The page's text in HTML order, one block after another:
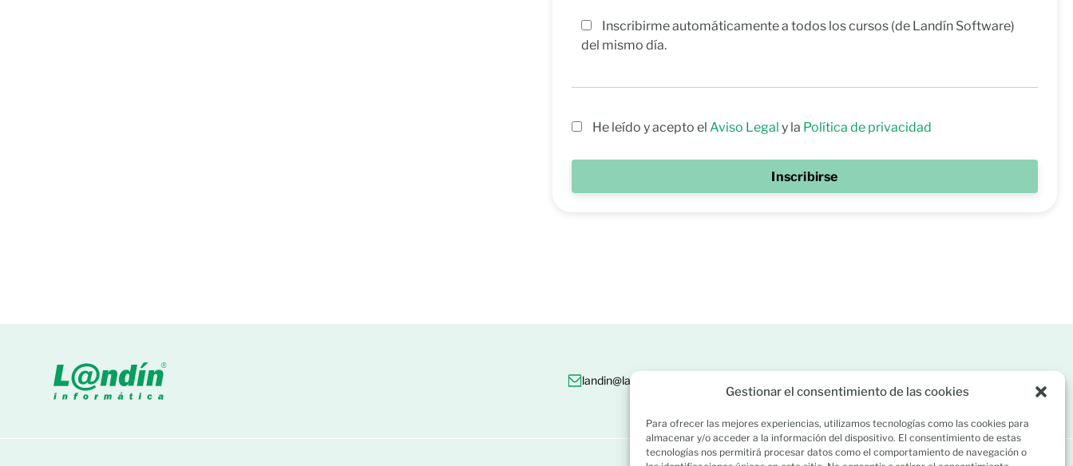
Gestionar el consentimiento de las cookies
Para ofrecer las mejores experiencias, utilizamos tecnologías como las cookies para
almacenar y/o acceder a la información del dispositivo. El consentimiento de estas
tecnologías nos permitirá procesar datos como el comportamiento de navegación o
Inscribirme automáticamente a todos los cursos (de Landín Software)
del mismo día.
He leído y acepto el Aviso Legal y la Política de privacidad
Inscribirse
landin@landin.es